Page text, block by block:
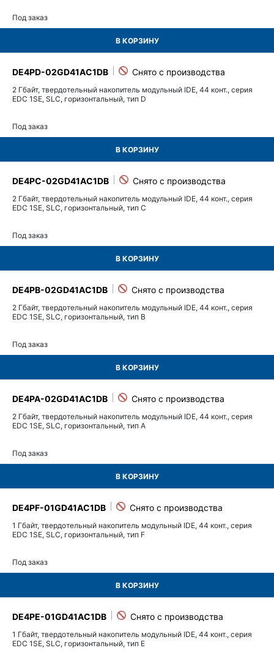
Под заказ
В КОРЗИНУ
DE4PD-02GD41AC1DB
2 Гбайт, твердотельный накопитель модульный IDE, 44 конт., серия
EDC 1SE, SLC, горизонтальный, тип D
Под заказ
В КОРЗИНУ
DE4PC-02GD41AC1DB
2 Гбайт, твердотельный накопитель модульный IDE, 44 конт., серия
EDC 1SE, SLC, горизонтальный, тип C
Под заказ
В КОРЗИНУ
DE4PB-02GD41AC1DB
2 Гбайт, твердотельный накопитель модульный IDE, 44 конт., серия
EDC 1SE, SLC, горизонтальный, тип B
Под заказ
В КОРЗИНУ
DE4PA-02GD41AC1DB
2 Гбайт, твердотельный накопитель модульный IDE, 44 конт., серия
EDC 1SE, SLC, горизонтальный, тип A
Под заказ
В КОРЗИНУ
DE4PF-01GD41AC1DB
1 Гбайт, твердотельный накопитель модульный IDE, 44 конт., серия
EDC 1SE, SLC, горизонтальный, тип F
Под заказ
В КОРЗИНУ
DE4PE-01GD41AC1DB
1 Гбайт, твердотельный накопитель модульный IDE, 44 конт., серия
EDC 1SE, SLC, горизонтальный, тип E